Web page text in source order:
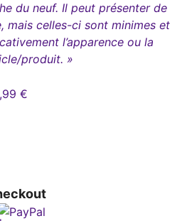
du neuf. Il peut présenter de
mais celles-ci sont minimes et
l’apparence ou la
produit. »
€